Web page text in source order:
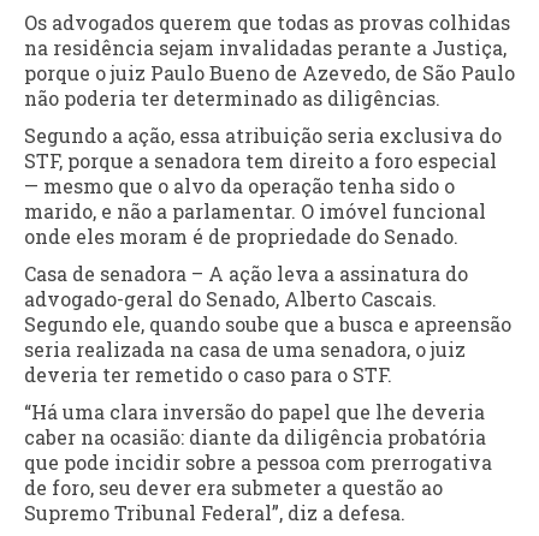
Os advogados querem que todas as provas colhidas
na residência sejam invalidadas perante a Justiça,
porque o juiz Paulo Bueno de Azevedo, de São Paulo
não poderia ter determinado as diligências.
Segundo a ação, essa atribuição seria exclusiva do
STF, porque a senadora tem direito a foro especial
— mesmo que o alvo da operação tenha sido o
marido, e não a parlamentar. O imóvel funcional
onde eles moram é de propriedade do Senado.
Casa de senadora – A ação leva a assinatura do
advogado-geral do Senado, Alberto Cascais.
Segundo ele, quando soube que a busca e apreensão
seria realizada na casa de uma senadora, o juiz
deveria ter remetido o caso para o STF.
“Há uma clara inversão do papel que lhe deveria
caber na ocasião: diante da diligência probatória
que pode incidir sobre a pessoa com prerrogativa
de foro, seu dever era submeter a questão ao
Supremo Tribunal Federal”, diz a defesa.